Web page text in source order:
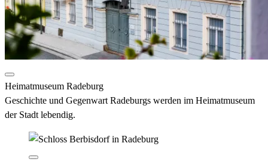
Heimatmuseum Radeburg
Geschichte und Gegenwart Radeburgs werden im Heimatmuseum
der Stadt lebendig.